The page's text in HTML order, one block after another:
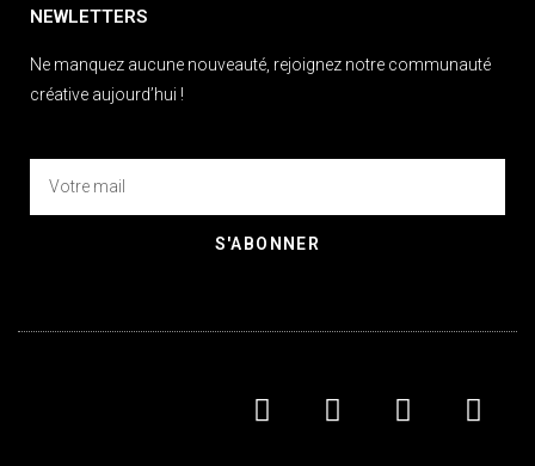
NEWLETTERS
Ne manquez aucune nouveauté, rejoignez notre communauté
créative aujourd’hui !
S'ABONNER